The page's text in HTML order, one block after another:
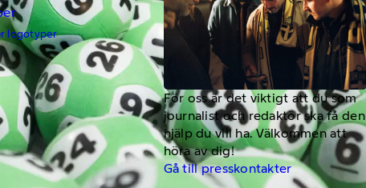
logotyper
För oss är det viktigt att du som
journalist och redaktör ska få den
hjälp du vill ha. Välkommen att
höra av dig!
Gå till presskontakter